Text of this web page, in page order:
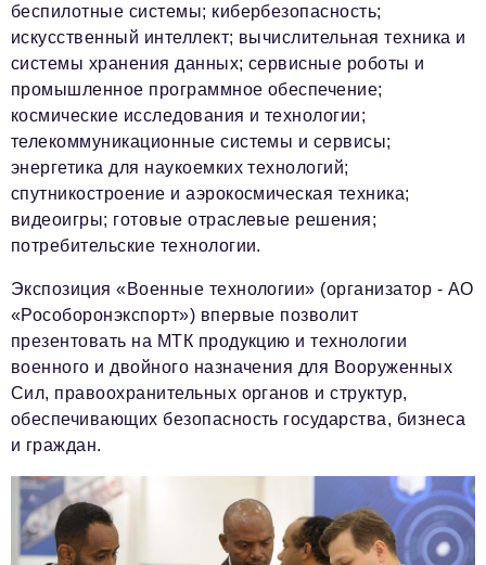
беспилотные системы; кибербезопасность;
искусственный интеллект; вычислительная техника и
системы хранения данных; сервисные роботы и
промышленное программное обеспечение;
космические исследования и технологии;
телекоммуникационные системы и сервисы;
энергетика для наукоемких технологий;
спутникостроение и аэрокосмическая техника;
видеоигры; готовые отраслевые решения;
потребительские технологии.
Экспозиция «Военные технологии» (организатор - АО
«Рособоронэкспорт») впервые позволит
презентовать на МТК продукцию и технологии
военного и двойного назначения для Вооруженных
Сил, правоохранительных органов и структур,
обеспечивающих безопасность государства, бизнеса
и граждан.